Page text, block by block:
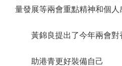
量發展等兩會重點精神和個人
黃錦良提出了今年兩會對
助港青更好裝備自己